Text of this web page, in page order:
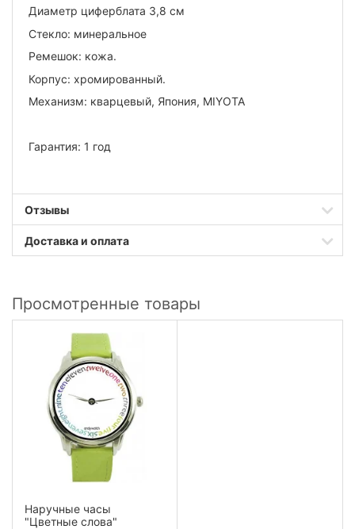
Диаметр циферблата 3,8 см
Стекло: минеральное
Ремешок: кожа.
Корпус: хромированный.
Механизм: кварцевый, Япония, MIYOTA
Гарантия: 1 год
Отзывы
Доставка и оплата
Просмотренные товары
Наручные часы
"Цветные слова"